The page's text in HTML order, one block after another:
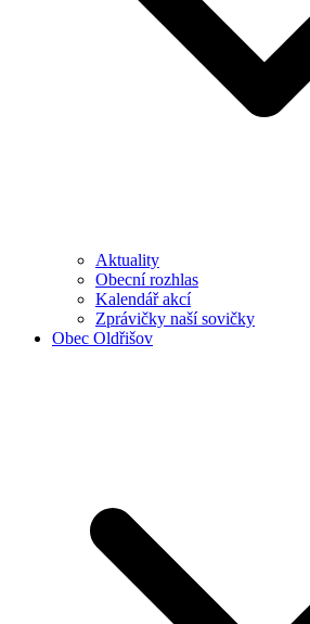
Aktuality
Obecní rozhlas
Kalendář akcí
Zprávičky naší sovičky
Obec Oldřišov